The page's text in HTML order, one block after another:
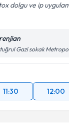
dolgu ve ip
Gazi sokak
11:30 12:00